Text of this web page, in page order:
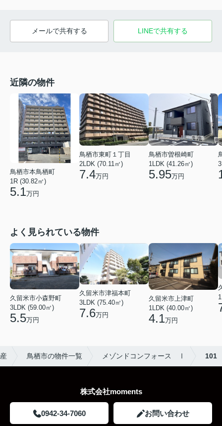
メールで共有する LINEで共有する
近隣の物件
鳥栖市本鳥栖町
1R (30.82㎡)
5.1万円
鳥栖市東町１丁目
2LDK (70.11㎡)
7.4万円
鳥栖市曽根崎町
1LDK (41.26㎡)
5.95万円
よく見られている物件
久留米市小森野町
3LDK (59.00㎡)
5.5万円
久留米市津福本町
3LDK (75.40㎡)
7.6万円
久留米市上津町
1LDK (40.00㎡)
4.1万円
鳥栖市の物件一覧 メゾンドコンフォース Ⅰ 101
株式会社moments
0942-34-7060 お問い合わせ